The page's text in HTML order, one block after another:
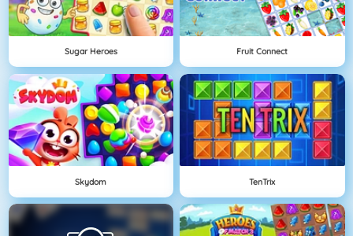
Sugar Heroes Fruit Connect
Skydom TenTrix